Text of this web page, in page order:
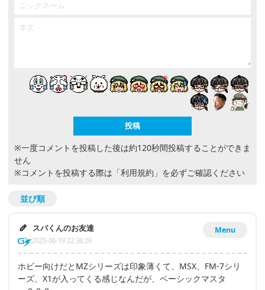
※一度コメントを投稿した後は約120秒間投稿することができま
せん
※コメントを投稿する際は 「利用規約」 を必ずご確認ください
並び順
Menu
スパくんのお友達
2025-06-19 22:36:26
ホビー向けだとMZシリーズは印象薄くて、MSX、FM-7シリ
ーズ、X1が入ってくる感じなんだが、ベーシックマスタ